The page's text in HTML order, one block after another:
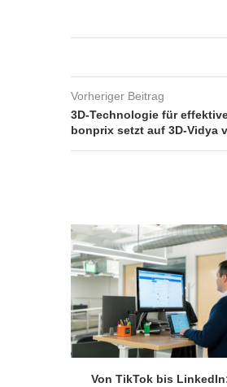
Vorheriger Beitrag
3D-Technologie für
bonprix setzt auf 3D-Vidya
Von TikTok bis